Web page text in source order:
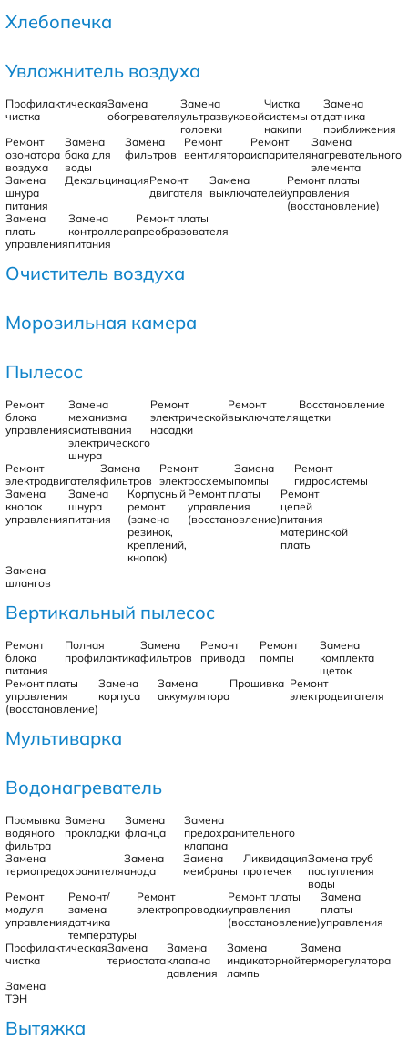
Хлебопечка
Увлажнитель воздуха
Профилактическая
чистка
Замена
обогревателя
Замена
ультразвуковой
головки
Чистка
системы от
накипи
Замена
датчика
приближения
Ремонт
озонатора
воздуха
Замена
бака для
воды
Замена
фильтров
Ремонт
вентилятора
Ремонт
испарителя
Замена
нагревательного
элемента
Замена
шнура
питания
ДекальцинацияРемонт
двигателя
Замена
выключателей
Ремонт платы
управления
(восстановление)
Замена
платы
управления
Замена
контроллера
питания
Ремонт платы
преобразователя
Очиститель воздуха
Морозильная камера
Пылесос
Ремонт
блока
управления
Замена
механизма
сматывания
электрического
шнура
Ремонт
электрической
насадки
Ремонт
выключателя
Восстановление
щетки
Ремонт
электродвигателя
Замена
фильтров
Ремонт
электросхемы
Замена
помпы
Ремонт
гидросистемы
Замена
кнопок
управления
Замена
шнура
питания
Корпусный
ремонт
(замена
резинок,
креплений,
кнопок)
Ремонт платы
управления
(восстановление)
Ремонт
цепей
питания
материнской
платы
Замена
шлангов
Вертикальный пылесос
Ремонт
блока
питания
Полная
профилактика
Замена
фильтров
Ремонт
привода
Ремонт
помпы
Замена
комплекта
щеток
Ремонт платы
управления
(восстановление)
Замена
корпуса
Замена
аккумулятора
Прошивка Ремонт
электродвигателя
Мультиварка
Водонагреватель
Промывка
водяного
фильтра
Замена
прокладки
Замена
фланца
Замена
предохранительного
клапана
Замена
термопредохранителя
Замена
анода
Замена
мембраны
Ликвидация
протечек
Замена труб
поступления
воды
Ремонт
модуля
управления
Ремонт/
замена
датчика
температуры
Ремонт
электропроводки
Ремонт платы
управления
(восстановление)
Замена
платы
управления
Профилактическая
чистка
Замена
термостата
Замена
клапана
давления
Замена
индикаторной
лампы
Замена
терморегулятора
Замена
ТЭН
Вытяжка